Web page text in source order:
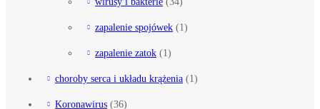
zapalenie spojówek (1)
zapalenie zatok (1)
choroby serca i układu krążenia (1)
Koronawirus (36)